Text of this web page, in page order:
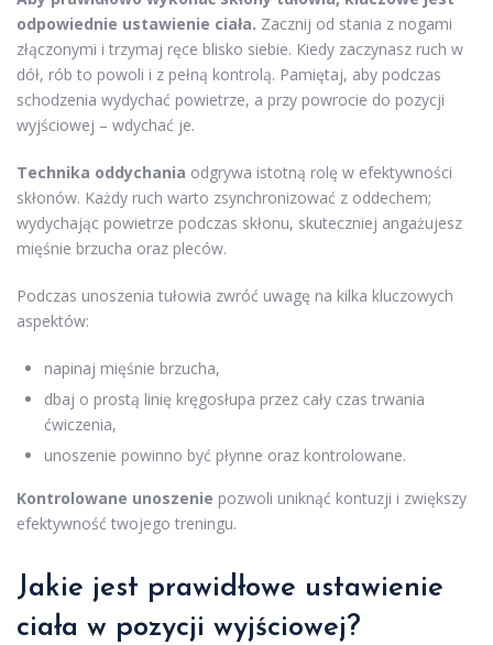
odpowiednie ustawienie ciała. Zacznij od stania z nogami
złączonymi i trzymaj ręce blisko siebie. Kiedy zaczynasz ruch w
dół, rób to powoli i z pełną kontrolą. Pamiętaj, aby podczas
schodzenia wydychać powietrze, a przy powrocie do pozycji
wyjściowej – wdychać je.
Technika oddychania odgrywa istotną rolę w efektywności
skłonów. Każdy ruch warto zsynchronizować z oddechem;
wydychając powietrze podczas skłonu, skuteczniej angażujesz
mięśnie brzucha oraz pleców.
Podczas unoszenia tułowia zwróć uwagę na kilka kluczowych
aspektów:
napinaj mięśnie brzucha,
dbaj o prostą linię kręgosłupa przez cały czas trwania
ćwiczenia,
unoszenie powinno być płynne oraz kontrolowane.
Kontrolowane unoszenie pozwoli uniknąć kontuzji i zwiększy
efektywność twojego treningu.
Jakie jest prawidłowe ustawienie
ciała w pozycji wyjściowej?